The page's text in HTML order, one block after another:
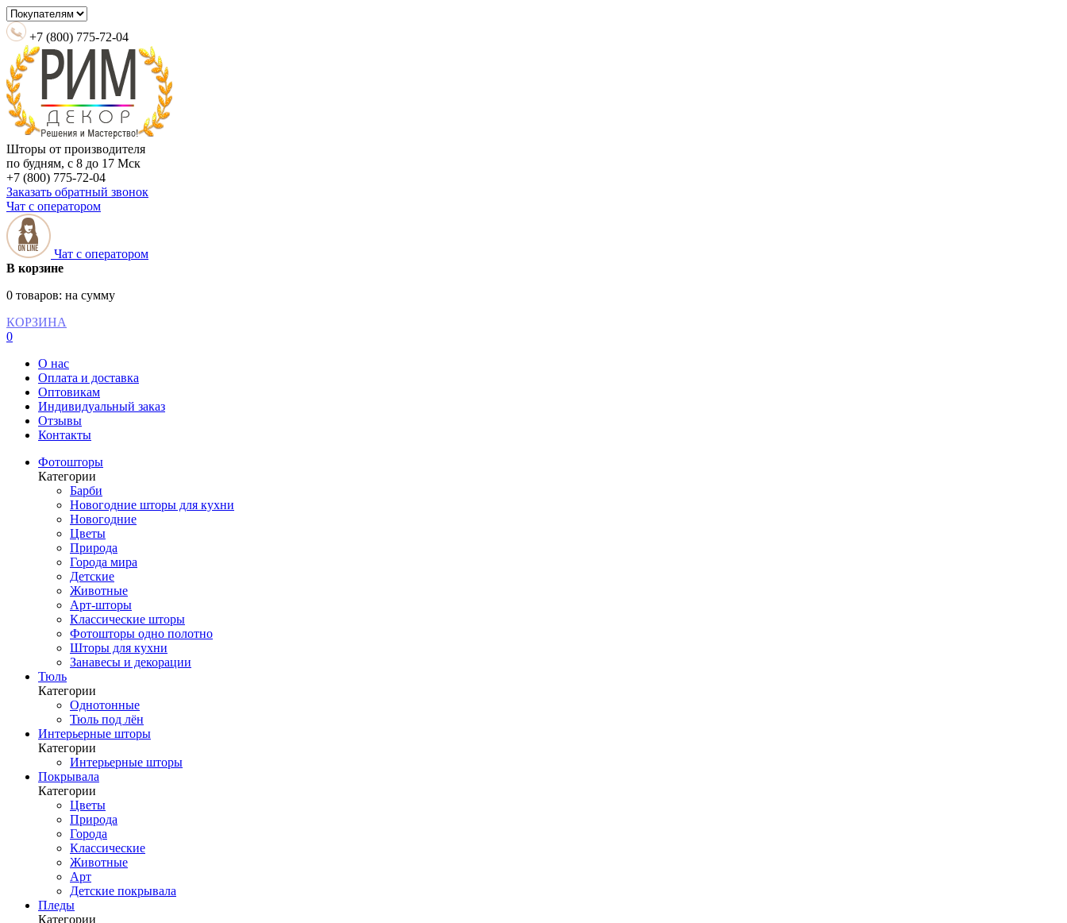
+7 (800) 775-72-04
Шторы от производителя
по будням, с 8 до 17 Мск
+7 (800) 775-72-04
Заказать обратный звонок
Чат с оператором
Чат с оператором
В корзине
0 товаров: на сумму
КОРЗИНА
0
О нас
Оплата и доставка
Оптовикам
Индивидуальный заказ
Отзывы
Контакты
Фотошторы
Категории
Барби
Новогодние шторы для кухни
Новогодние
Цветы
Природа
Города мира
Детские
Животные
Арт-шторы
Классические шторы
Фотошторы одно полотно
Шторы для кухни
Занавесы и декорации
Тюль
Категории
Однотонные
Тюль под лён
Интерьерные шторы
Категории
Интерьерные шторы
Покрывала
Категории
Цветы
Природа
Города
Классические
Животные
Арт
Детские покрывала
Пледы
Категории